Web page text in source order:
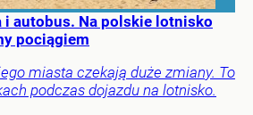
i autobus. Na polskie lotnisko
pociągiem
miasta czekają duże zmiany. To
podczas dojazdu na lotnisko.